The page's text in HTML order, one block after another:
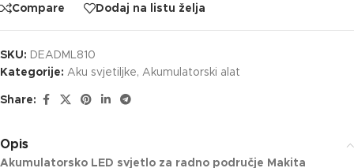
Compare Dodaj na listu želja
SKU: DEADML810
Kategorije: Aku svjetiljke, Akumulatorski alat
Share:
Opis
Akumulatorsko LED svjetlo za radno područje Makita